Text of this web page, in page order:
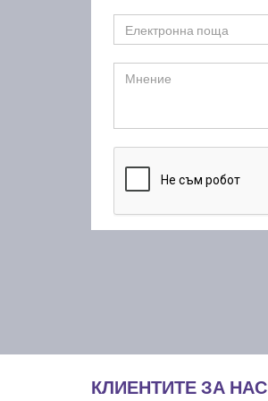
КЛИЕНТИТЕ ЗА НАС